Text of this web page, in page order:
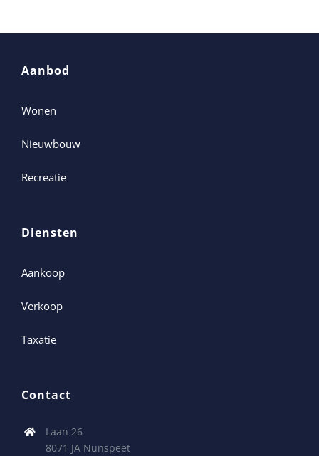
Aanbod
Wonen
Nieuwbouw
Recreatie
Diensten
Aankoop
Verkoop
Taxatie
Contact
Laan 26
8071 JA Nunspeet